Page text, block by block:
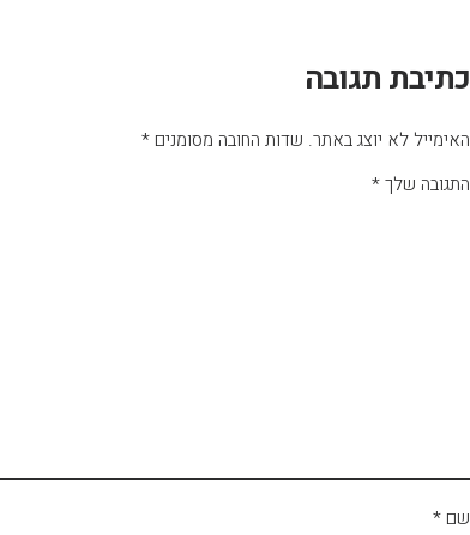
כתיבת תגובה
האימייל לא יוצג באתר. שדות החובה מסומנים *
התגובה שלך*
שם *